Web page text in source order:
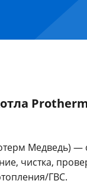
Медведь) —
чистка,
ГВС.